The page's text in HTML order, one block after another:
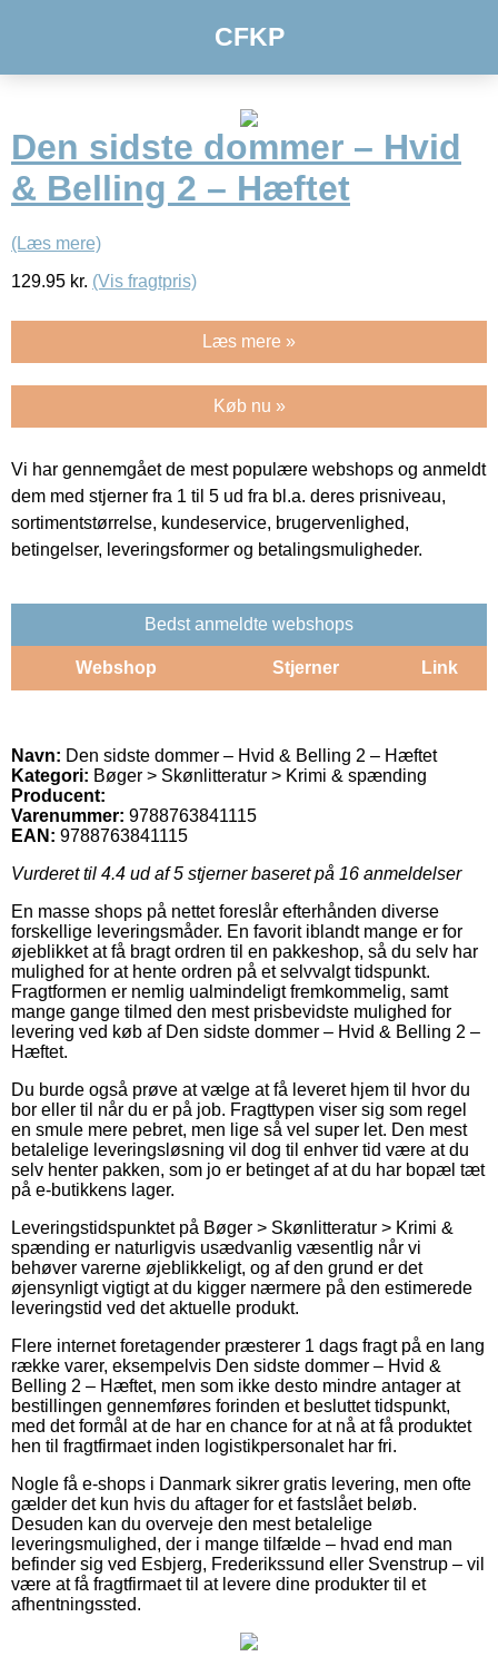
CFKP
Den sidste dommer – Hvid
& Belling 2 – Hæftet
(Læs mere)
129.95 kr. (Vis fragtpris)
Læs mere »
Køb nu »
Vi har gennemgået de mest populære webshops og anmeldt
dem med stjerner fra 1 til 5 ud fra bl.a. deres prisniveau,
sortimentstørrelse, kundeservice, brugervenlighed,
betingelser, leveringsformer og betalingsmuligheder.
Bedst anmeldte webshops
Webshop Stjerner Link
Navn: Den sidste dommer – Hvid & Belling 2 – Hæftet
Kategori: Bøger > Skønlitteratur > Krimi & spænding
Producent:
Varenummer: 9788763841115
EAN: 9788763841115
Vurderet til 4.4 ud af 5 stjerner baseret på 16 anmeldelser
En masse shops på nettet foreslår efterhånden diverse
forskellige leveringsmåder. En favorit iblandt mange er for
øjeblikket at få bragt ordren til en pakkeshop, så du selv har
mulighed for at hente ordren på et selvvalgt tidspunkt.
Fragtformen er nemlig ualmindeligt fremkommelig, samt
mange gange tilmed den mest prisbevidste mulighed for
levering ved køb af Den sidste dommer – Hvid & Belling 2 –
Hæftet.
Du burde også prøve at vælge at få leveret hjem til hvor du
bor eller til når du er på job. Fragttypen viser sig som regel
en smule mere pebret, men lige så vel super let. Den mest
betalelige leveringsløsning vil dog til enhver tid være at du
selv henter pakken, som jo er betinget af at du har bopæl tæt
på e-butikkens lager.
Leveringstidspunktet på Bøger > Skønlitteratur > Krimi &
spænding er naturligvis usædvanlig væsentlig når vi
behøver varerne øjeblikkeligt, og af den grund er det
øjensynligt vigtigt at du kigger nærmere på den estimerede
leveringstid ved det aktuelle produkt.
Flere internet foretagender præsterer 1 dags fragt på en lang
række varer, eksempelvis Den sidste dommer – Hvid &
Belling 2 – Hæftet, men som ikke desto mindre antager at
bestillingen gennemføres forinden et besluttet tidspunkt,
med det formål at de har en chance for at nå at få produktet
hen til fragtfirmaet inden logistikpersonalet har fri.
Nogle få e-shops i Danmark sikrer gratis levering, men ofte
gælder det kun hvis du aftager for et fastslået beløb.
Desuden kan du overveje den mest betalelige
leveringsmulighed, der i mange tilfælde – hvad end man
befinder sig ved Esbjerg, Frederikssund eller Svenstrup – vil
være at få fragtfirmaet til at levere dine produkter til et
afhentningssted.